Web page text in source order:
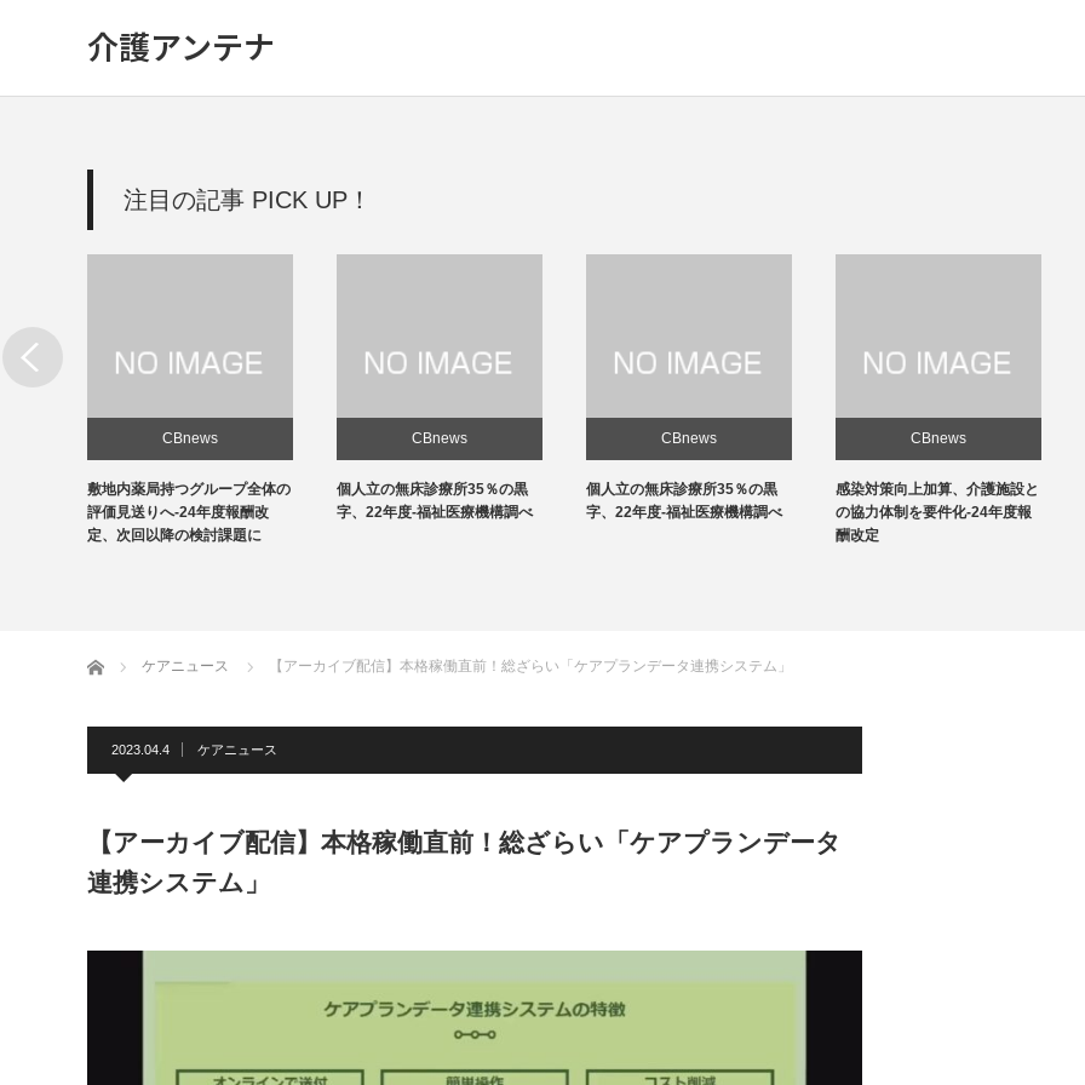
介護アンテナ
注目の記事 PICK UP！
CBnews
敷地内薬局持つグループ全体の
評価見送りへ-24年度報酬改
定、次回以降の検討課題に
CBnews
個人立の無床診療所35％の黒
字、22年度-福祉医療機構調べ
CBnews
個人立の無床診療所35％の黒
字、22年度-福祉医療機構調べ
CBnews
感染対策向上加算、介護施設と
の協力体制を要件化-24年度報
酬改定
ホーム ケアニュース 【アーカイブ配信】本格稼働直前！総ざらい「ケアプランデータ連携システム」
2023.04.4 ケアニュース
【アーカイブ配信】本格稼働直前！総ざらい「ケアプランデータ
連携システム」